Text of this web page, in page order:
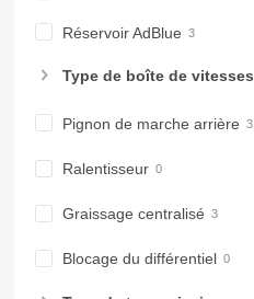
6910
6930
7215 R
7230 R
7260 R
7280 R
Réservoir AdBlue
Type de boîte de vitesses
Pignon de marche arrière
Ralentisseur
Graissage centralisé
Blocage du différentiel